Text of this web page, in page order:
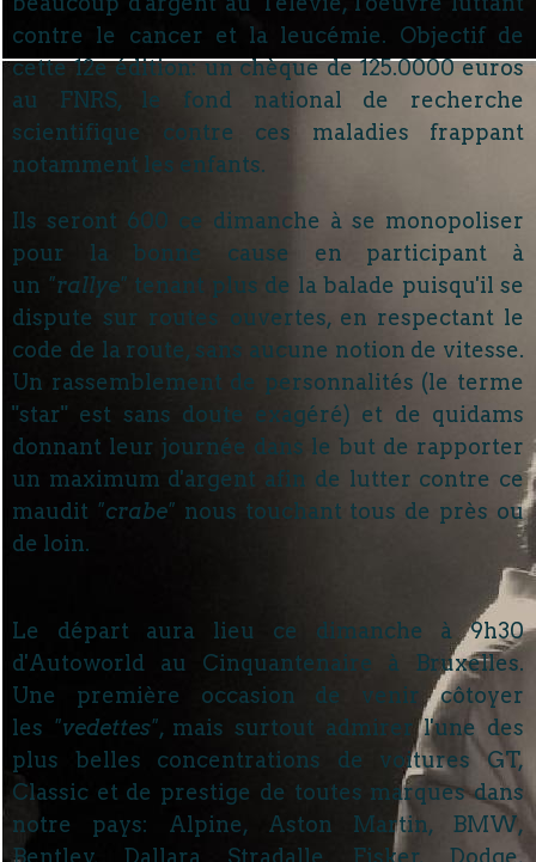
contre le cancer et la leucémie. Objectif de
cette 12e édition: un chèque de 125.0000 euros
au FNRS, le fond national de recherche
scientifique contre ces maladies frappant
notamment les enfants.
Ils seront 600 ce dimanche à se monopoliser
pour la bonne cause en participant à
un "rallye" tenant plus de la balade puisqu'il se
dispute sur routes ouvertes, en respectant le
code de la route, sans aucune notion de vitesse.
Un rassemblement de personnalités (le terme
"star" est sans doute exagéré) et de quidams
donnant leur journée dans le but de rapporter
un maximum d'argent afin de lutter contre ce
maudit "crabe" nous touchant tous de près ou
de loin.
Le départ aura lieu ce dimanche à 9h30
d'Autoworld au Cinquantenaire à Bruxelles.
Une première occasion de venir côtoyer
les "vedettes", mais surtout admirer l'une des
plus belles concentrations de voitures GT,
Classic et de prestige de toutes marques dans
notre pays: Alpine, Aston Martin, BMW,
Bentley, Dallara Stradalle, Fisker, Dodge,